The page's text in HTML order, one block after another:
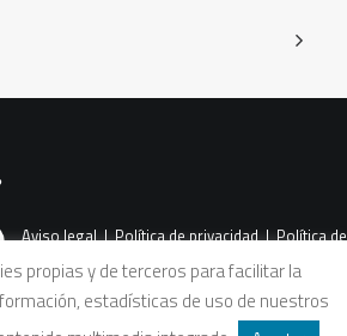
Aviso legal|Política de privacidad|Política de
propias y de terceros para facilitar la
estadísticas de uso de nuestros